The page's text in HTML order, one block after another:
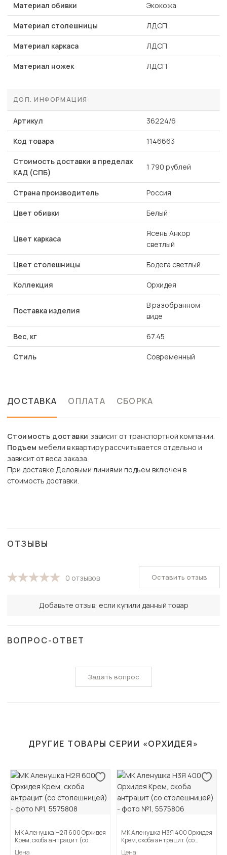
Материал обивки Экокожа
Материал столешницы ЛДСП
Материал каркаса ЛДСП
Материал ножек ЛДСП
ДОП. ИНФОРМАЦИЯ
Артикул 36224/6
Код товара 1146663
Стоимость доставки в пределах
КАД (СПБ)
1 790 рублей
Страна производитель Россия
Цвет обивки Белый
Цвет каркаса
Ясень Анкор
светлый
Цвет столешницы Бодега светлый
Коллекция Орхидея
Поставка изделия
В разобранном
виде
Вес, кг 67.45
Стиль Современный
ДОСТАВКА ОПЛАТА СБОРКА
Стоимость доставки зависит от транспортной компании.
Подъем мебели в квартиру рассчитывается отдельно и
зависит от веса заказа.
При доставке Деловыми линиями подъем включен в
стоимость доставки.
ОТЗЫВЫ
0 отзывов
Добавьте отзыв, если купили данный товар
Оставить отзыв
ВОПРОС-ОТВЕТ
Задать вопрос
ДРУГИЕ ТОВАРЫ СЕРИИ «ОРХИДЕЯ»
МК Аленушка Н2Я 600 Орхидея
Крем, скоба антрацит (со
Цена
МК Аленушка Н3Я 400 Орхидея
Крем, скоба антрацит (со
Цена